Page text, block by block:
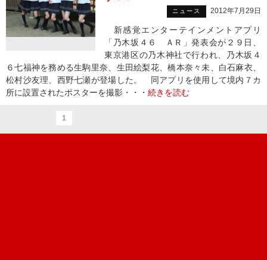
ニュース 2012年7月29日
新感覚エンターテインメントアプリ
「乃木坂４６ ＡＲ」発表会が２９日、
東京港区の乃木神社で行われ、乃木坂４
６七福神を務める生駒里奈、生田絵梨花、橋本奈々未、白石麻衣、
松村沙友理、西野七瀬が登場した。 同アプリを使用して境内７カ
所に設置されたポスターを撮影・・・ 続きを読む
1